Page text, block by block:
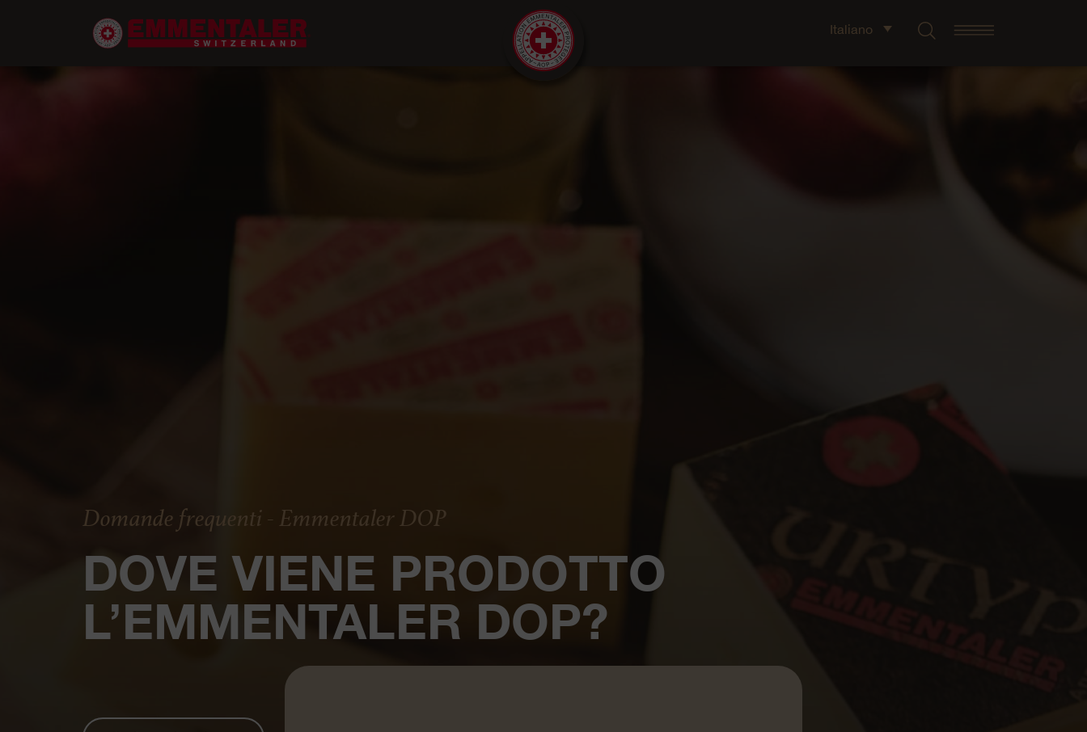
Italiano
Domande frequenti - Emmentaler DOP
DOVE VIENE PRODOTTO
L’EMMENTALER DOP?